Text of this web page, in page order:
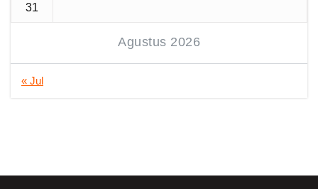
Agustus 2026
31
« Jul